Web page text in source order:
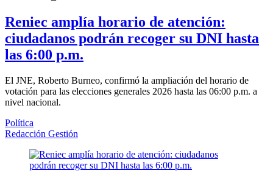
Reniec amplía horario de atención:
ciudadanos podrán recoger su DNI hasta
las 6:00 p.m.
El JNE, Roberto Burneo, confirmó la ampliación del horario de
votación para las elecciones generales 2026 hasta las 06:00 p.m. a
nivel nacional.
Política
Redacción Gestión